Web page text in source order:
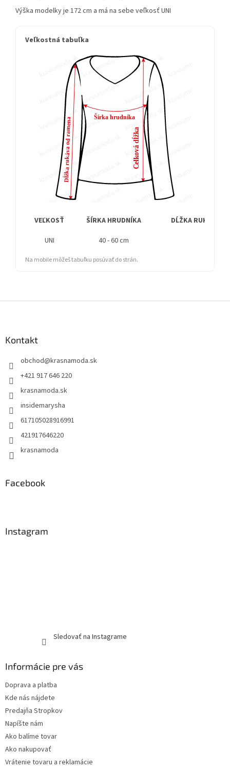
Výška modelky je 172 cm a má na sebe veľkosť UNI
Veľkostná tabuľka
VEĽKOSŤ ŠÍRKA HRUDNÍKA
DĹŽKA RUKÁVA
UNI
40 - 60 cm
Na mobile môžeš tabuľku posúvať do strán.
Kontakt
obchod@krasnamoda.sk
+421 917 646 220
krasnamoda.sk
insidemarysha
617105028916991
421917646220
krasnamoda
Facebook
Instagram
Sledovať na Instagrame
Informácie pre vás
Doprava a platba
Kde nás nájdete
Predajňa Stropkov
Napíšte nám
Ako balíme tovar
Ako nakupovať
Vrátenie tovaru a reklamácie